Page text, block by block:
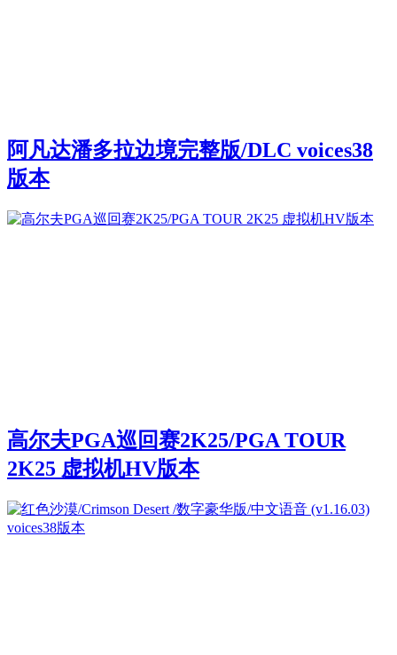
阿凡达潘多拉边境完整版/DLC voices38
版本
高尔夫PGA巡回赛2K25/PGA TOUR
2K25 虚拟机HV版本